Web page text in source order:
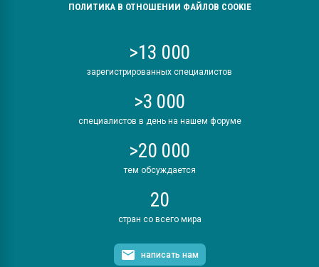
ПОЛИТИКА В ОТНОШЕНИИ ФАЙЛОВ COOKIE
>13 000
зарегистрированных специалистов
>3 000
специалистов в день на нашем форуме
>20 000
тем обсуждается
20
стран со всего мира
написать нам